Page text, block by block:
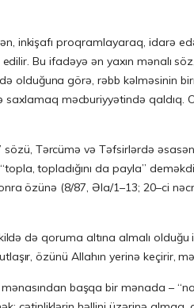
inkişafı proqramlayaraq, idarə
Bu ifadəyə ən yaxın mənalı
görə, rəbb kəlməsinin
məcburiyyətində qaldıq.
Tərcümə və Təfsirlərdə
topladığını da payla”
özünə (8/87, Əla/1–13; 20–ci
də qoruma altına almalı olduğu
özünü Allahın yerinə keçirir,
başqa bir mənada –